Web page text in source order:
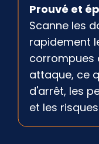
Prouvé et
Scanne les
rapidement
corrompues
attaque, ce
d'arrêt, les
et les